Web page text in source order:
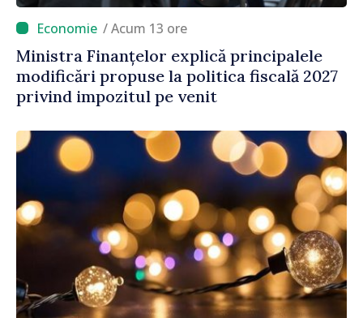
/ Acum 13 ore
Ministra Finanțelor explică principalele
modificări propuse la politica fiscală 2027
privind impozitul pe venit